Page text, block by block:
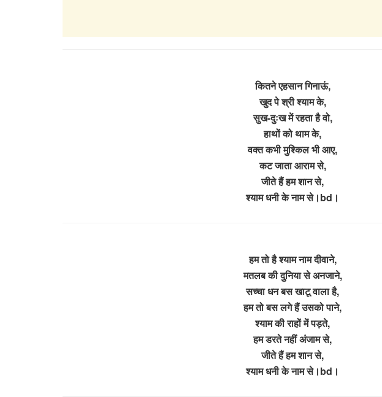
कितने एहसान गिनाऊं,
खुद पे श्री श्याम के,
सुख-दुःख में रहता है वो,
हाथों को थाम के,
वक्त कभी मुश्किल भी आए,
कट जाता आराम से,
जीते हैं हम शान से,
श्याम धनी के नाम से।bd।
हम तो है श्याम नाम दीवाने,
मतलब की दुनिया से अनजाने,
सच्चा धन बस खाटू वाला है,
हम तो बस लगे हैं उसको पाने,
श्याम की राहों में पड़ते,
हम डरते नहीं अंजाम से,
जीते हैं हम शान से,
श्याम धनी के नाम से।bd।